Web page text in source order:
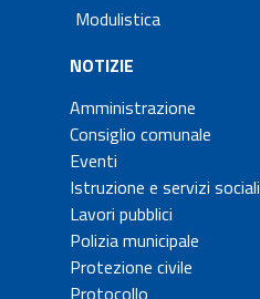
Modulistica
NOTIZIE
Amministrazione
Consiglio comunale
Eventi
Istruzione e servizi sociali
Lavori pubblici
Polizia municipale
Protezione civile
Protocollo